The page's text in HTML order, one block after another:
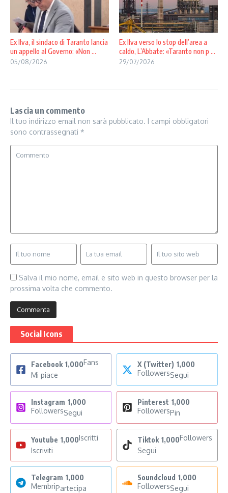
Ex Ilva, il sindaco di Taranto lancia
un appello al Governo: «Non ...
05/08/2026
Ex Ilva verso lo stop dell’area a
caldo, L’Abbate: «Taranto non p ...
29/07/2026
Lascia un commento
Il tuo indirizzo email non sarà pubblicato. I campi obbligatori
sono contrassegnati *
Salva il mio nome, email e sito web in questo browser per la
prossima volta che commento.
Social Icons
Facebook 1,000Fans
Mi piace
X (Twitter) 1,000
FollowersSegui
Instagram 1,000
FollowersSegui
Pinterest 1,000
FollowersPin
Youtube 1,000Iscritti
Iscriviti
Tiktok 1,000Followers
Segui
Telegram 1,000
MembriPartecipa
Soundcloud 1,000
FollowersSegui